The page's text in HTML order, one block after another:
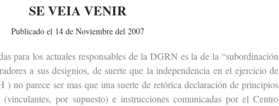
SE VEIA VENIR
Publicado el 14 de Noviembre del 2007
los actuales responsables de la DGRN es la de la “subordinación
a sus designios, de suerte que la independencia en el ejercicio de
no parece ser mas que una suerte de retórica declaración de principios
por supuesto) e instrucciones comunicadas por el Centro